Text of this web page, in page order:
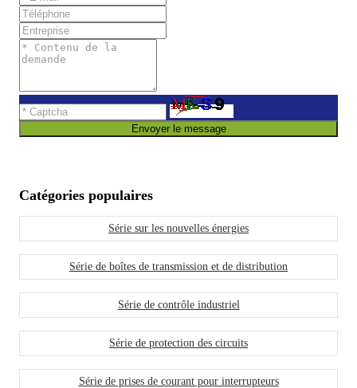
Envoyer le message
Catégories populaires
Série sur les nouvelles énergies
Série de boîtes de transmission et de distribution
Série de contrôle industriel
Série de protection des circuits
Série de prises de courant pour interrupteurs